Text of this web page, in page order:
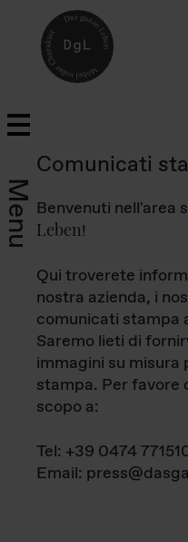
Menu
Comunicati
Benvenuti nell'area
Leben!
Qui troverete
nostra azienda, i
comunicati stampa
Saremo lieti di
immagini su misura
stampa. Per
scopo a:
Tel: +39 0474
Email: